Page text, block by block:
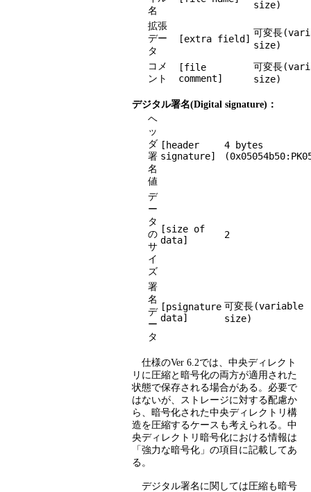
名
size)
拡張
デー
タ
[extra field]
可変長
size)
コメ
ント
[file
comment]
可変長
size)
デジタル署名(Digital signature)：
ヘ
ッ
ダ
署
名
値
[header
signature]
4 bytes
デ
ー
タ
の
サ
イ
ズ
[size of
data]
2
署
名
デ
ー
タ
[psignature
data]
可変長(variable
size)
仕様のVer 6.2では、中央ディレクト
リに圧縮と暗号化の両方が適用された
状態で保存される場合がある。必要で
はないが、ストレージに対する配慮か
ら、暗号化された中央ディレクトリ構
造を圧縮するケースも考えられる。中
央ディレクトリ暗号化における情報は
「強力な暗号化」の項目に記載してあ
る。
デジタル署名に関しては圧縮も暗号